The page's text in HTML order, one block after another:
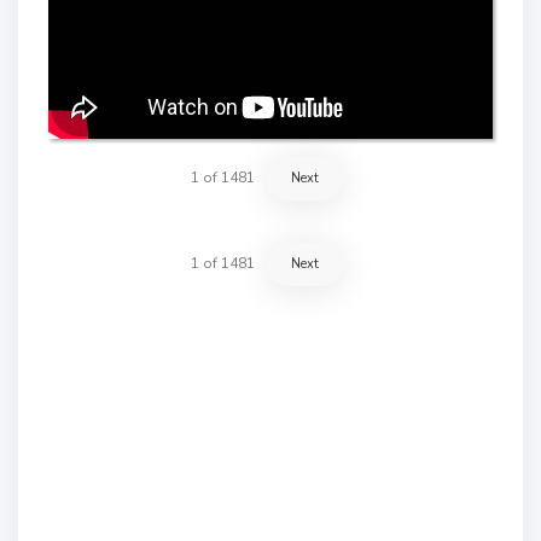
1 of 1481 Next
1 of 1481 Next